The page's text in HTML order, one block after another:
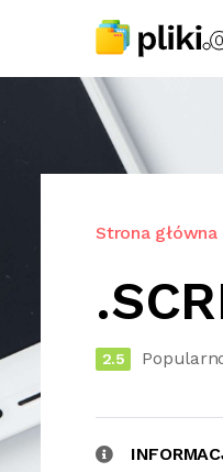
Strona główna
2.5